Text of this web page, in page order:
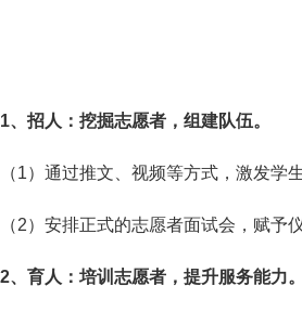
1、招人：挖掘志愿者，组建队伍。
（1）通过推文、视频等方式，激发
（2）安排正式的志愿者面试会，赋予
2、 育人：培训志愿者，提升服务能力。